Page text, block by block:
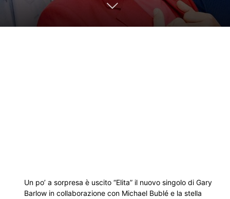
Un po’ a sorpresa è uscito “Elita” il nuovo singolo di Gary
Barlow in collaborazione con Michael Bublé e la stella